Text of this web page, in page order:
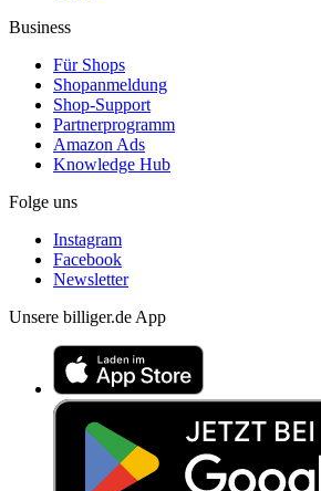
Business
Für Shops
Shopanmeldung
Shop-Support
Partnerprogramm
Amazon Ads
Knowledge Hub
Folge uns
Instagram
Facebook
Newsletter
Unsere billiger.de App